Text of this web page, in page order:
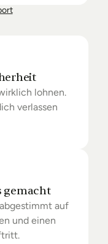
3-8 Tagen bei
Tage
lohnen.
verlassen
gemacht
auf
und einen